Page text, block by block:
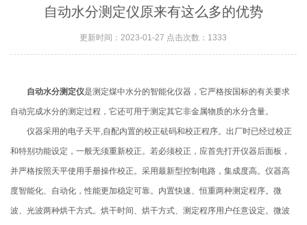
自动水分测定仪原来有这么多的优势
更新时间：2023-01-27 点击次数：1333
自动水分测定仪是测定煤中水分的智能化仪器，它严格按国标的有关要求
自动完成水分的测定过程，它还可用于测定其它非金属物质的水分含量。
仪器采用的电子天平,自配内置的校正砝码和校正程序。出厂时已经过校正
和特别功能设定，一般无须重新校正。若必须校正，应首先打开仪器后面板，
并严格按照天平使用手册操作校正。采用最新型控制电路，集成度高。仪器高
度智能化、自动化，性能更加稳定可靠。内置快速、恒重两种测定程序。微
波、光波两种烘干方式。烘干时间、烘干方式、测定程序用户任意设定。微波